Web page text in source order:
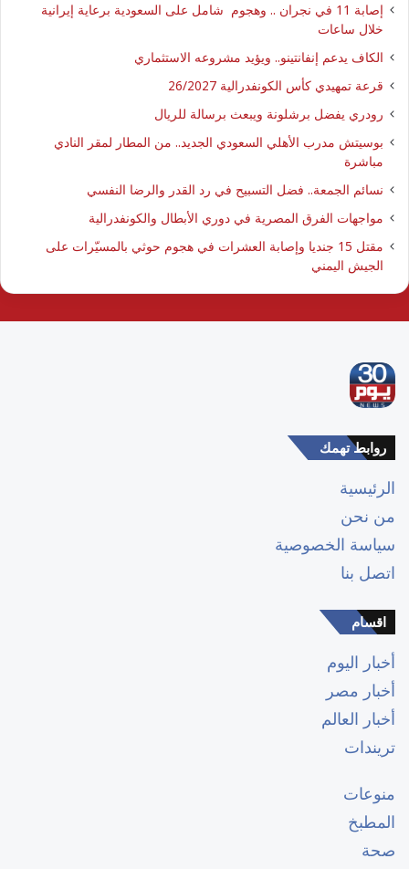
إصابة 11 في نجران .. وهجوم شامل على السعودية برعاية إيرانية
خلال ساعات
الكاف يدعم إنفانتينو.. ويؤيد مشروعه الاستثماري
قرعة تمهيدي كأس الكونفدرالية 26/2027
رودري يفضل برشلونة ويبعث برسالة للريال
بوسيتش مدرب الأهلي السعودي الجديد.. من المطار لمقر النادي
مباشرة
نسائم الجمعة.. فضل التسبيح في رد القدر والرضا النفسي
مواجهات الفرق المصرية في دوري الأبطال والكونفدرالية
مقتل 15 جنديا وإصابة العشرات في هجوم حوثي بالمسيّرات على
الجيش اليمني
روابط تهمك
الرئيسية
من نحن
سياسة الخصوصية
اتصل بنا
اقسام
أخبار اليوم
أخبار مصر
أخبار العالم
تريندات
منوعات
المطبخ
صحة